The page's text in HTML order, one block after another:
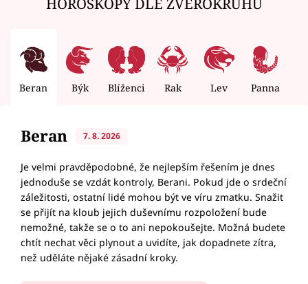
Beran Býk Blíženci Rak Lev Panna
Beran 7. 8. 2026
Je velmi pravděpodobné, že nejlepším řešením je dnes
jednoduše se vzdát kontroly, Berani. Pokud jde o srdeční
záležitosti, ostatní lidé mohou být ve víru zmatku. Snažit
se přijít na kloub jejich duševnímu rozpoložení bude
nemožné, takže se o to ani nepokoušejte. Možná budete
chtít nechat věci plynout a uvidíte, jak dopadnete zítra,
než uděláte nějaké zásadní kroky.